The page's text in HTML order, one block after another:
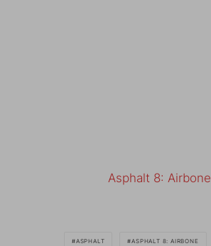
Asphalt 8: Airbone
ASPHALT ASPHALT 8: AIRBONE